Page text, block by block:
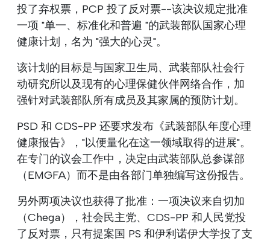
投了弃权票，PCP 投了反对票--该决议规定批准
一项 "单一、标准化和普遍 "的武装部队国家心理
健康计划，名为 "强大的心灵"。
该计划的目标是与国家卫生局、武装部队社会行
动研究所以及现有的心理保健伙伴网络合作，加
强针对武装部队所有成员及其家属的预防计划。
PSD 和 CDS-PP 还要求发布《武装部队年度心理
健康报告》，"以便量化在这一领域取得的进展"。
在专门的议会工作中，决定由武装部队总参谋部
（EMGFA）而不是由各部门单独编写这份报告。
另外两项决议也获得了批准：一项决议来自切加
（Chega），社会民主党、CDS-PP 和人民党投
了反对票，只有提案国 PS 和伊利诺伊大学投了支